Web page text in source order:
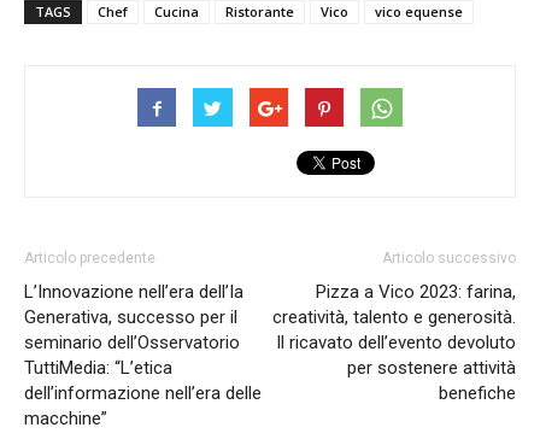
TAGS Chef Cucina Ristorante Vico vico equense
Articolo precedente
L’Innovazione nell’era dell’Ia
Generativa, successo per il
seminario dell’Osservatorio
TuttiMedia: “L’etica
dell’informazione nell’era delle
macchine”
Articolo successivo
Pizza a Vico 2023: farina,
creatività, talento e generosità.
Il ricavato dell’evento devoluto
per sostenere attività
benefiche